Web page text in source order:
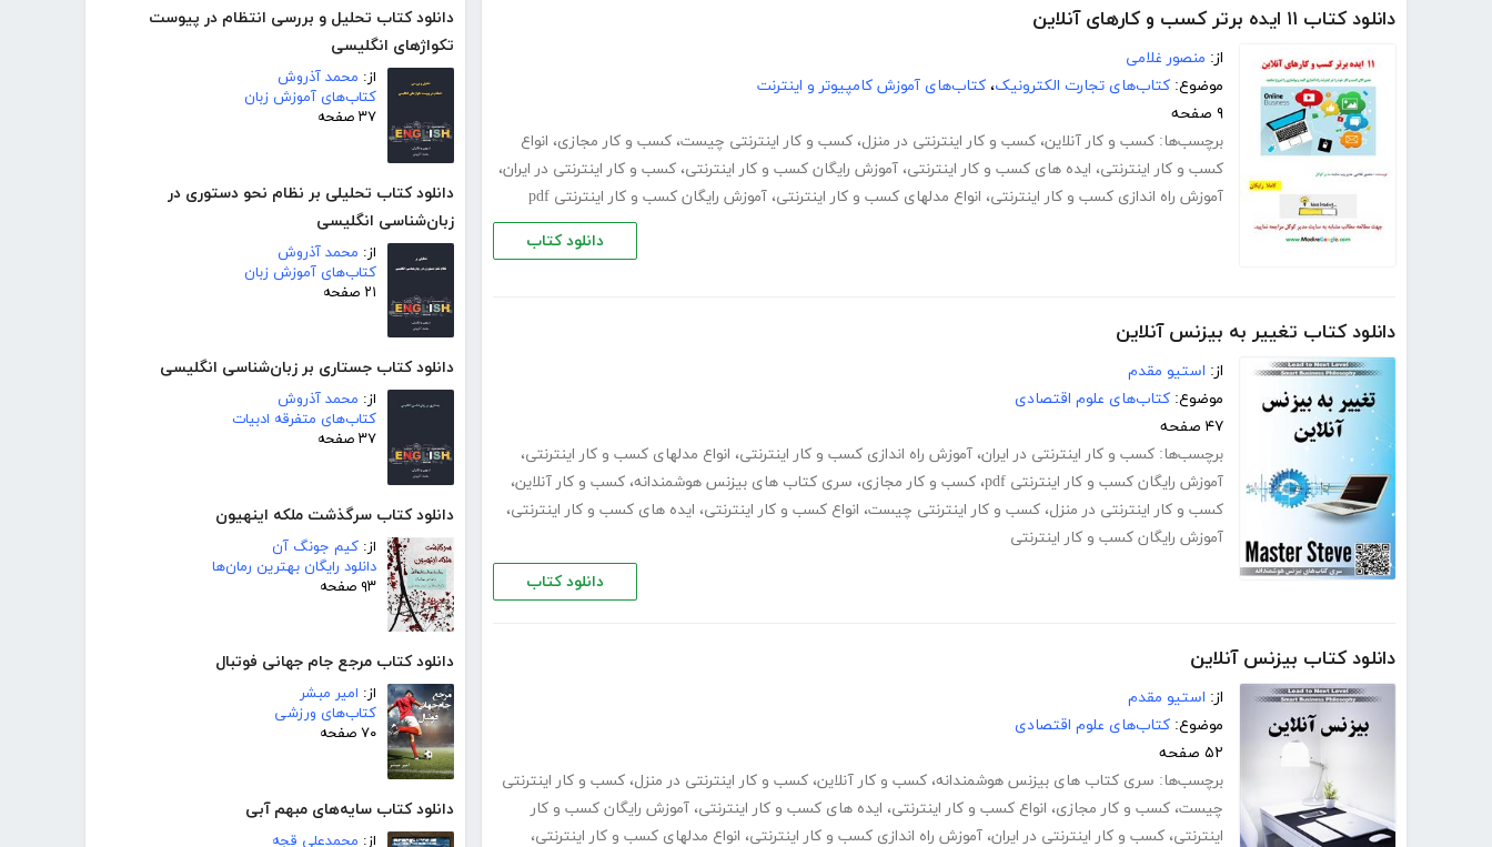
دانلود کتاب تحلیل و بررسی انتظام در پیوست
تکواژهای انگلیسی
از: محمد آذروش
کتاب‌های آموزش زبان
۳۷ صفحه
دانلود کتاب تحلیلی بر نظام نحو دستوری در
زبان‌شناسی انگلیسی
از: محمد آذروش
کتاب‌های آموزش زبان
۲۱ صفحه
دانلود کتاب جستاری بر زبان‌شناسی انگلیسی
از: محمد آذروش
کتاب‌های متفرقه ادبیات
۳۷ صفحه
دانلود کتاب سرگذشت ملکه اینهیون
از: کیم جونگ آن
دانلود رایگان بهترین رمان‌ها
۹۳ صفحه
دانلود کتاب مرجع جام جهانی فوتبال
از: امیر مبشر
کتاب‌های ورزشی
۷۰ صفحه
دانلود کتاب سایه‌های مبهم آبی
از: محمدعلی قجه
دانلود کتاب ۱۱ ایده برتر کسب و کارهای آنلاین
از: منصور غلامی
موضوع: کتاب‌های تجارت الکترونیک، کتاب‌های آموزش کامپیوتر و اینترنت
۹ صفحه
برچسب‌ها: کسب و کار آنلاین، کسب و کار اینترنتی در منزل، کسب و کار اینترنتی چیست، کسب و کار مجازی، انواع
کسب و کار اینترنتی، ایده های کسب و کار اینترنتی، آموزش رایگان کسب و کار اینترنتی، کسب و کار اینترنتی در ایران،
آموزش راه اندازی کسب و کار اینترنتی، انواع مدلهای کسب و کار اینترنتی، آموزش رایگان کسب و کار اینترنتی pdf
دانلود کتاب
دانلود کتاب تغییر به بیزنس آنلاین
از: استیو مقدم
موضوع: کتاب‌های علوم اقتصادی
۴۷ صفحه
برچسب‌ها: کسب و کار اینترنتی در ایران، آموزش راه اندازی کسب و کار اینترنتی، انواع مدلهای کسب و کار اینترنتی،
آموزش رایگان کسب و کار اینترنتی pdf
، کسب و کار مجازی، سری کتاب های بیزنس هوشمندانه، کسب و کار آنلاین،
کسب و کار اینترنتی در منزل، کسب و کار اینترنتی چیست، انواع کسب و کار اینترنتی، ایده های کسب و کار اینترنتی،
آموزش رایگان کسب و کار اینترنتی
دانلود کتاب
دانلود کتاب بیزنس آنلاین
از: استیو مقدم
موضوع: کتاب‌های علوم اقتصادی
۵۲ صفحه
برچسب‌ها: سری کتاب های بیزنس هوشمندانه، کسب و کار آنلاین، کسب و کار اینترنتی در منزل، کسب و کار اینترنتی
چیست، کسب و کار مجازی، انواع کسب و کار اینترنتی، ایده های کسب و کار اینترنتی، آموزش رایگان کسب و کار
اینترنتی، کسب و کار اینترنتی در ایران، آموزش راه اندازی کسب و کار اینترنتی، انواع مدلهای کسب و کار اینترنتی،